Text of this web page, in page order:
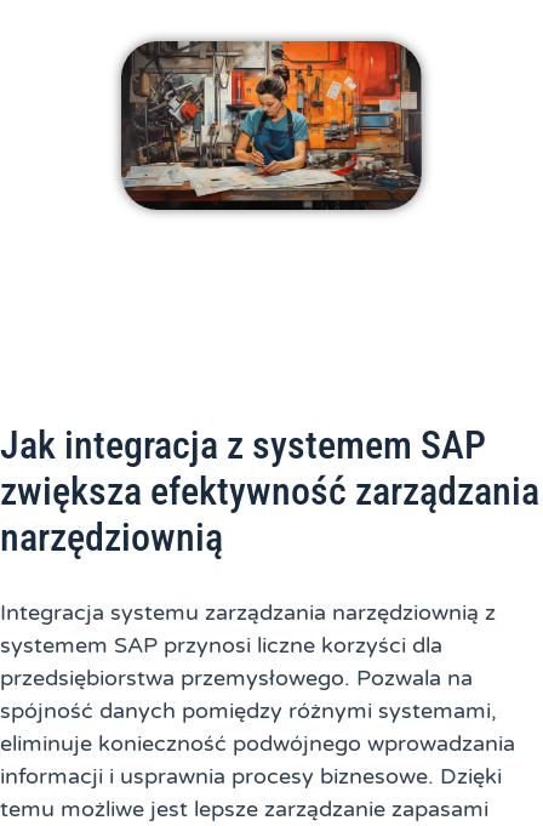
Jak integracja z systemem SAP
zwiększa efektywność zarządzania
narzędziownią
Integracja systemu zarządzania narzędziownią z
systemem SAP przynosi liczne korzyści dla
przedsiębiorstwa przemysłowego. Pozwala na
spójność danych pomiędzy różnymi systemami,
eliminuje konieczność podwójnego wprowadzania
informacji i usprawnia procesy biznesowe. Dzięki
temu możliwe jest lepsze zarządzanie zapasami